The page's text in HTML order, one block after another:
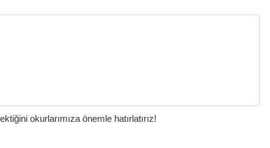
okurlarımıza önemle hatırlatırız!